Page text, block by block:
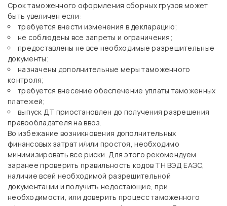
Срок таможенного оформления сборных грузов может
быть увеличен если:
требуется внести изменения в декларацию;
не соблюдены все запреты и ограничения;
предоставлены не все необходимые разрешительные
документы;
назначены дополнительные меры таможенного
контроля;
требуется внесение обеспечение уплаты таможенных
платежей;
выпуск ДТ приостановлен до получения разрешения
правообладателя на ввоз.
Во избежание возникновения дополнительных
финансовых затрат и/или простоя, необходимо
минимизировать все риски. Для этого рекомендуем
заранее проверить правильность кодов ТН ВЭД ЕАЭС,
наличие всей необходимой разрешительной
документации и получить недостающие, при
необходимости, или доверить процесс таможенного